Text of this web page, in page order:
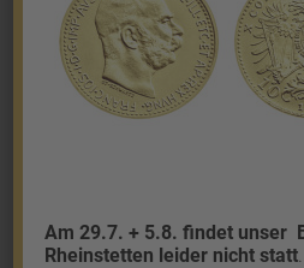
Palladium
Platin
Am 29.7. + 5.8. findet unser
Rheinstetten leider nicht statt